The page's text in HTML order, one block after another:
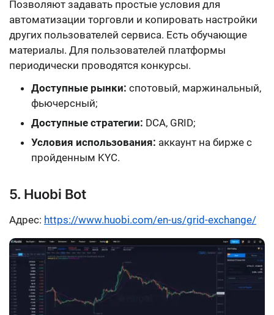
Позволяют задавать простые условия для
автоматизации торговли и копировать настройки
других пользователей сервиса. Есть обучающие
материалы. Для пользователей платформы
периодически проводятся конкурсы.
Доступные рынки: спотовый, маржинальный,
фьючерсный;
Доступные стратегии: DCA, GRID;
Условия использования: аккаунт на бирже с
пройденным KYC.
5. Huobi Bot
Адрес: https://www.huobi.com/en-us/grid-exchange/